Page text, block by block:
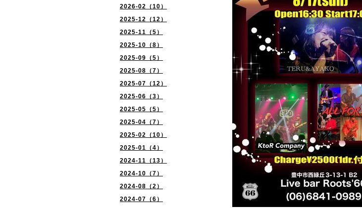
2026-02（10）
2025-12（12）
2025-11（5）
2025-10（8）
2025-09（5）
2025-08（7）
2025-07（12）
2025-06（3）
2025-05（5）
2025-04（7）
2025-02（10）
2025-01（4）
2024-11（13）
2024-10（7）
2024-08（2）
2024-07（6）